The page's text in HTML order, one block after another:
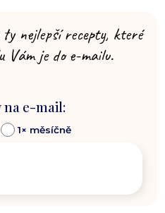
nejlepší recepty, které
Vám je do e-mailu.
na e-mail:
1× měsíčně